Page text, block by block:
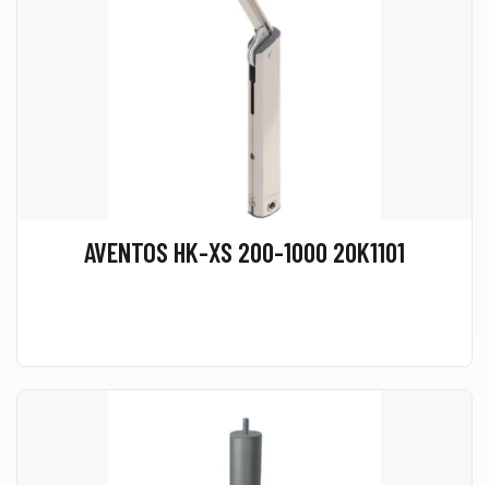
AVENTOS HK-XS 200-1000 20K1101